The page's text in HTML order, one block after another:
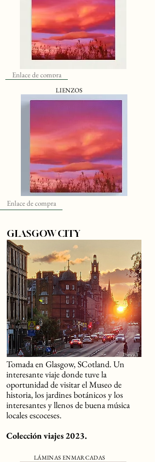
Enlace de compra
LIENZOS
Enlace de compra
GLASGOW CITY
Tomada en Glasgow, SCotland. Un
interesante viaje donde tuve la
oportunidad de visitar el Museo de
historia, los jardines botánicos y los
interesantes y llenos de buena música
locales escoceses.
Colección viajes 2023.
LÁMINAS ENMARCADAS